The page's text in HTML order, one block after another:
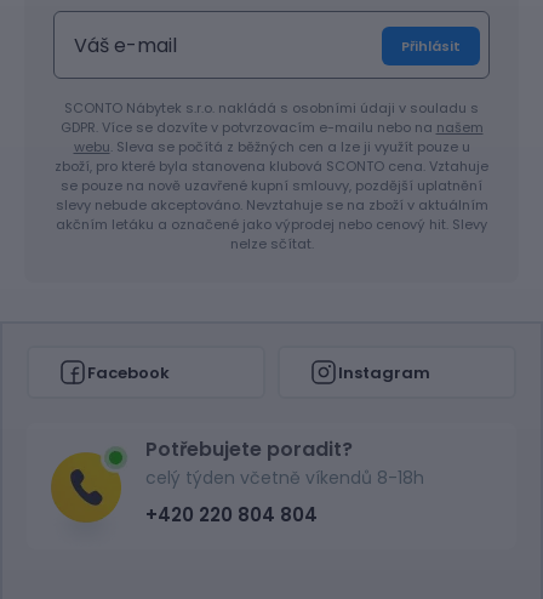
Přihlásit
SCONTO Nábytek s.r.o. nakládá s osobními údaji v souladu s
GDPR. Více se dozvíte v potvrzovacím e-mailu nebo na našem
webu. Sleva se počítá z běžných cen a lze ji využít pouze u
zboží, pro které byla stanovena klubová SCONTO cena. Vztahuje
se pouze na nově uzavřené kupní smlouvy, pozdější uplatnění
slevy nebude akceptováno. Nevztahuje se na zboží v aktuálním
akčním letáku a označené jako výprodej nebo cenový hit. Slevy
nelze sčítat.
Facebook Instagram
Potřebujete poradit?
celý týden včetně víkendů 8-18h
+420 220 804 804